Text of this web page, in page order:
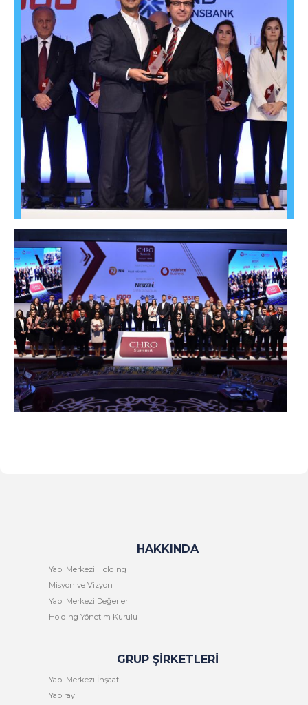
HAKKINDA
Yapı Merkezi Holding
Misyon ve Vizyon
Yapı Merkezi Değerler
Holding Yönetim Kurulu
GRUP ŞIRKETLERI
Yapı Merkezi İnşaat
Yapıray